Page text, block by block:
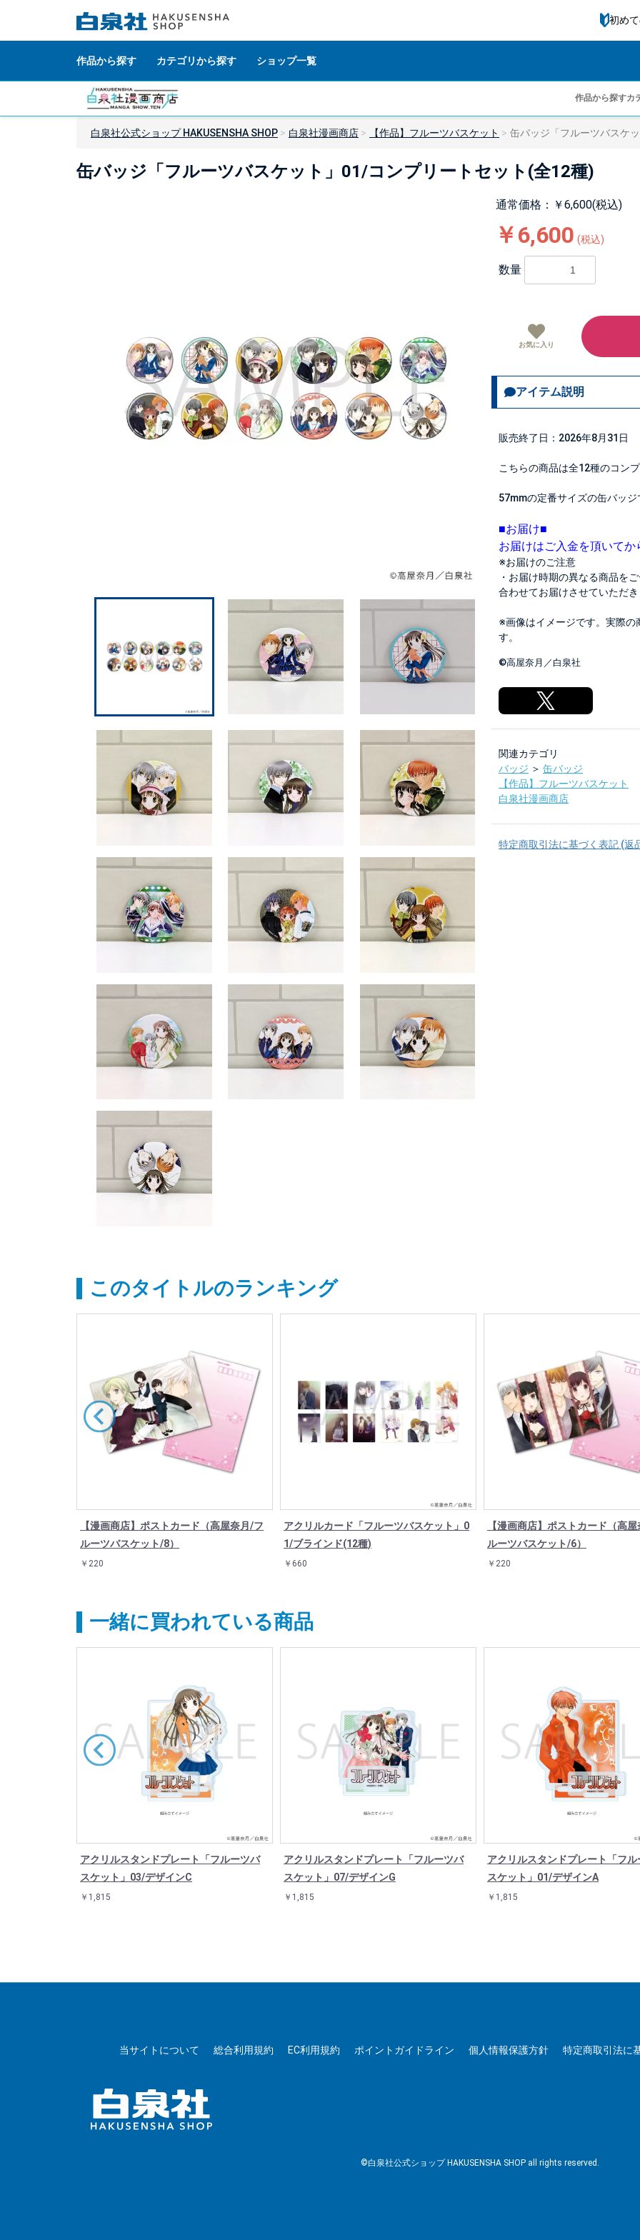
初め
作品から探す カテゴリから探す ショップ一覧
作品から探すカ
白泉社公式ショップ HAKUSENSHA SHOP 白泉社漫画商店 【作品】フルーツバスケット 缶バッジ「フルーツバスケ
缶バッジ「フルーツバスケット」01/コンプリートセット(全12種)
通常価格：￥6,600(税込)
￥6,600 (税込)
お気に入り
数量
アイテム説明
販売終了日：2026年8月31日
こちらの商品は全12種のコン
57mmの定番サイズの缶バッジ
■お届け■
お届けはご入金を頂いて
※お届けのご注意
・お届け時期の異なる商品を
合わせてお届けさせていただ
※画像はイメージです。実際
す。
©高屋奈月／白泉社
関連カテゴリ
バッジ ＞ 缶バッジ
【作品】フルーツバスケット
白泉社漫画商店
特定商取引法に基づく表記 (返
このタイトルのランキング
【漫画商店】ポストカード（高屋奈月/フ
ルーツバスケット/8）
￥220
アクリルカード「フルーツバスケット」0
1/ブラインド(12種)
￥660
【漫画商店】ポストカード（高
ルーツバスケット/6）
￥220
一緒に買われている商品
アクリルスタンドプレート「フルーツバ
スケット」03/デザインC
￥1,815
アクリルスタンドプレート「フルーツバ
スケット」07/デザインG
￥1,815
アクリルスタンドプレート「フル
スケット」01/デザインA
￥1,815
当サイトについて 総合利用規約 EC利用規約 ポイントガイドライン 個人情報保護方針 特定商取引法に
©白泉社公式ショップ HAKUSENSHA SHOP all rights reserved.